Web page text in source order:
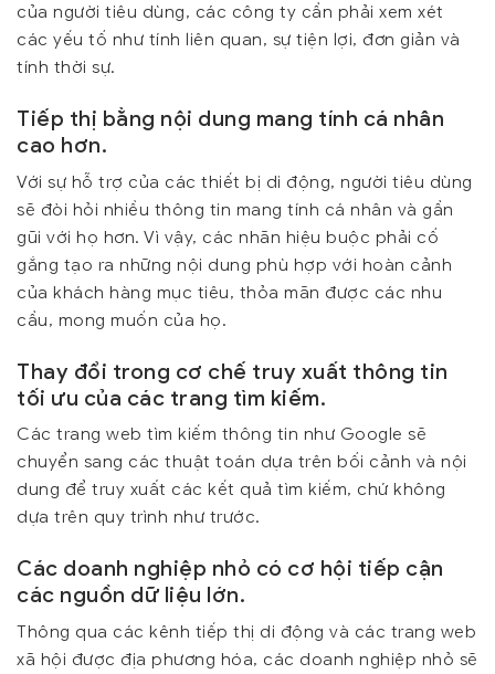
của người tiêu dùng, các công ty cần phải xem xét
các yếu tố như tính liên quan, sự tiện lợi, đơn giản và
tính thời sự.
Tiếp thị bằng nội dung mang tính cá nhân
cao hơn.
Với sự hỗ trợ của các thiết bị di động, người tiêu dùng
sẽ đòi hỏi nhiều thông tin mang tính cá nhân và gần
gũi với họ hơn. Vì vậy, các nhãn hiệu buộc phải cố
gắng tạo ra những nội dung phù hợp với hoàn cảnh
của khách hàng mục tiêu, thỏa mãn được các nhu
cầu, mong muốn của họ.
Thay đổi trong cơ chế truy xuất thông tin
tối ưu của các trang tìm kiếm.
Các trang web tìm kiếm thông tin như Google sẽ
chuyển sang các thuật toán dựa trên bối cảnh và nội
dung để truy xuất các kết quả tìm kiếm, chứ không
dựa trên quy trình như trước.
Các doanh nghiệp nhỏ có cơ hội tiếp cận
các nguồn dữ liệu lớn.
Thông qua các kênh tiếp thị di động và các trang web
xã hội được địa phương hóa, các doanh nghiệp nhỏ sẽ